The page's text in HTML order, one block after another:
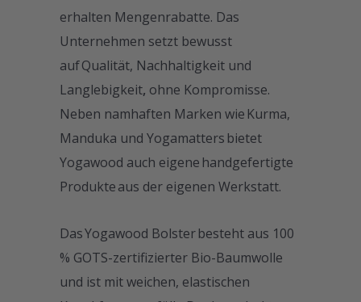
erhalten Mengenrabatte. Das
Unternehmen setzt bewusst
auf Qualität, Nachhaltigkeit und
Langlebigkeit, ohne Kompromisse.
Neben namhaften Marken wie Kurma,
Manduka und Yogamatters bietet
Yogawood auch eigene handgefertigte
Produkte aus der eigenen Werkstatt.
Das Yogawood Bolster besteht aus 100
% GOTS-zertifizierter Bio-Baumwolle
und ist mit weichen, elastischen